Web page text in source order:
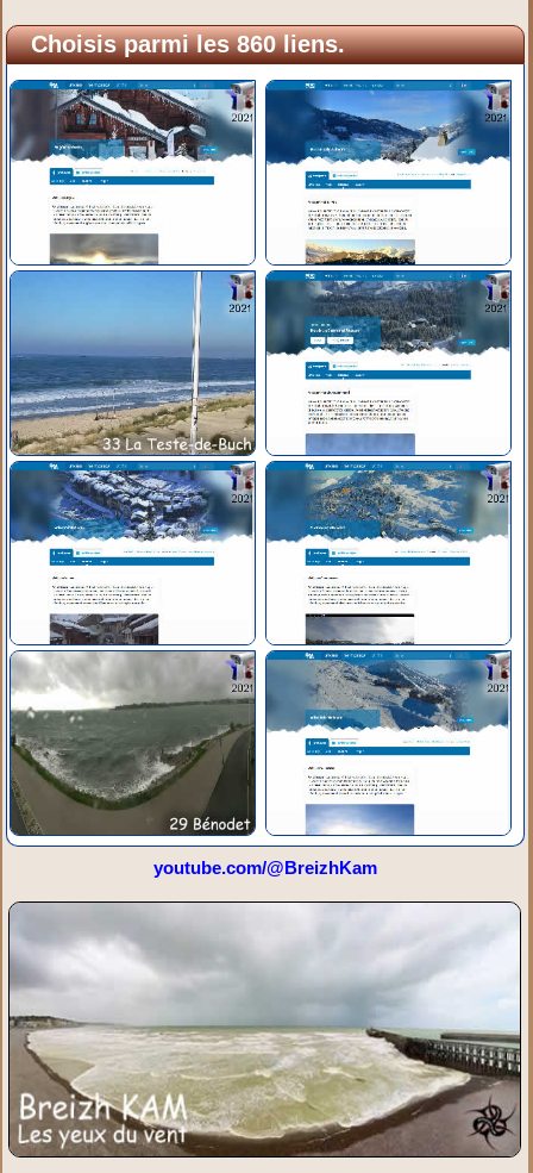
Choisis parmi les 860 liens.
youtube.com/@BreizhKam